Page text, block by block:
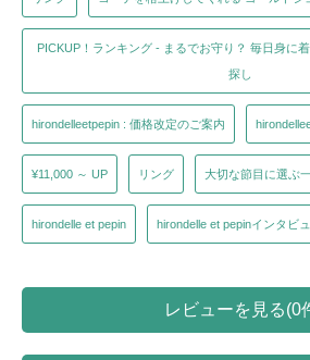
PICKUP！ランキング - まるでお守り？ 毎日身に
探し
hirondelleetpepin : 価格改定のご案内
¥11,000 ～ UP リング 大切な節目に選ぶ
hirondelle et pepin hirondelle et pepinインタビ
レビューを見る(0